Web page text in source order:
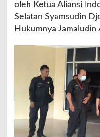
e
i
oleh Ketua Aliansi
Selatan Syamsudin
Hukumnya